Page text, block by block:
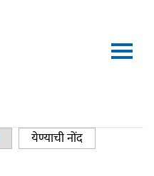
येण्याची नोंद(active tab)